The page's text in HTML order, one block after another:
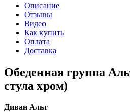
Описание
Отзывы
Видео
Как купить
Оплата
Доставка
Обеденная группа
стула хром)
Диван Альт